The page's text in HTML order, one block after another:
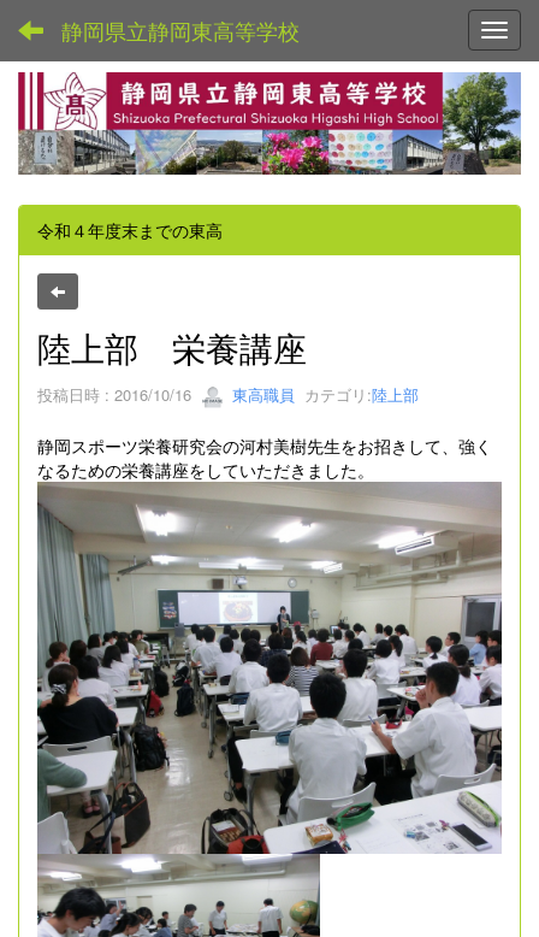
静岡県立静岡東高等学校
令和４年度末までの東高
陸上部 栄養講座
投稿日時 : 2016/10/16 東高職員 カテゴリ:陸上部
静岡スポーツ栄養研究会の河村美樹先生をお招きして、強く
なるための栄養講座をしていただきました。